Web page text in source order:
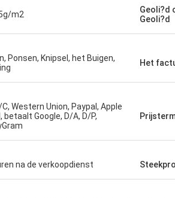
m2
Geoli?d
Geoli?d
Ponsen, Knipsel, het Buigen,
Het
Western Union, Paypal, Apple
betaalt Google, D/A, D/P,
na de verkoopdienst